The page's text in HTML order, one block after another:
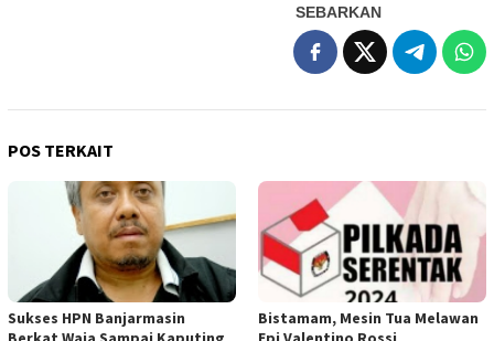
SEBARKAN
POS TERKAIT
Sukses HPN Banjarmasin
Bistamam, Mesin Tua Melawan